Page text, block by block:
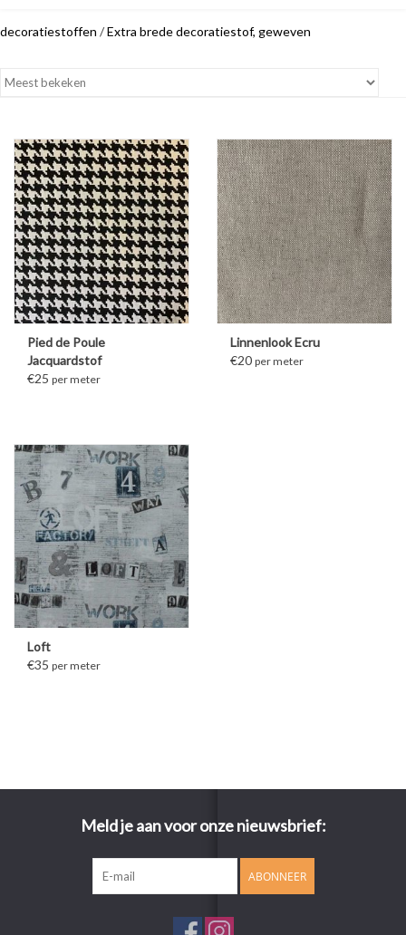
decoratiestoffen /Extra brede decoratiestof, geweven
Pied de Poule
Jacquardstof
€25 per meter
Linnenlook Ecru
€20 per meter
Loft
€35 per meter
Meld je aan voor onze nieuwsbrief:
ABONNEER